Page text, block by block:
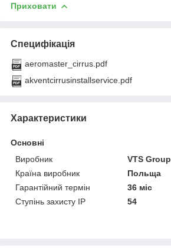
Приховати
Специфікація
aeromaster_cirrus.pdf
akventcirrusinstallservice.pdf
Характеристики
Основні
Виробник
VTS Group
Країна виробник
Польща
Гарантійний термін
36 міс
Ступінь захисту IP
54